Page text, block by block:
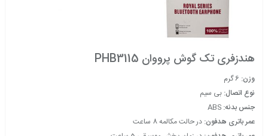
هندزفری تک گوش پرووان PHB3115
وزن: 6گرم
نوع اتصال: بی سیم
جنس بدنه:
عمر باتری هدفون: در حالت مکالمه 8 ساعت